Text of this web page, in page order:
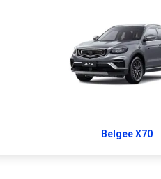
Belgee X70